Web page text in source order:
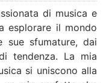
di musica e
esplorare il mondo
sfumature, dai
tendenza. La mia
si uniscono alla